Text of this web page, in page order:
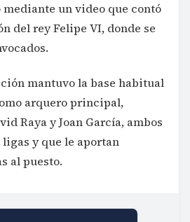
un video que contó
del rey Felipe VI, donde se
mantuvo la base habitual
arquero principal,
Raya y Joan García, ambos
ligas y que le aportan
al puesto.